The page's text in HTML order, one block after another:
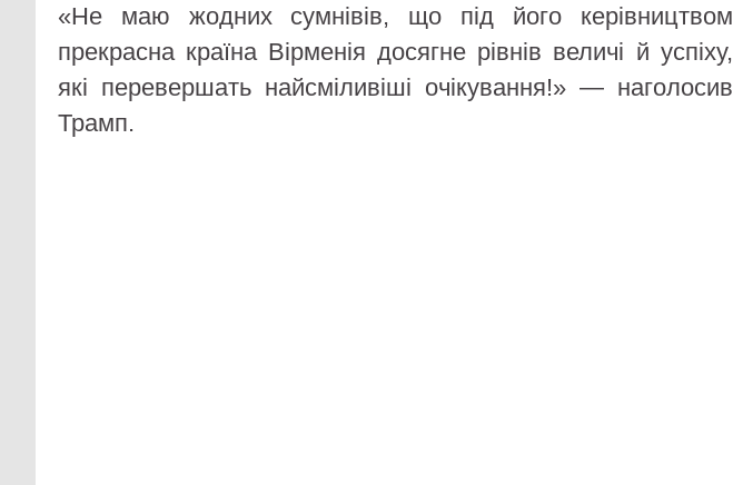
«Не маю жодних сумнівів, що під його керівництвом
прекрасна країна Вірменія досягне рівнів величі й успіху,
які перевершать найсміливіші очікування!» — наголосив
Трамп.